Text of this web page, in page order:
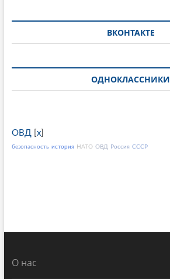
ВКОНТАКТЕ
ОДНОКЛАССНИКИ
ОВД x]
безопасность история НАТО ОВД Россия СССР
О нас